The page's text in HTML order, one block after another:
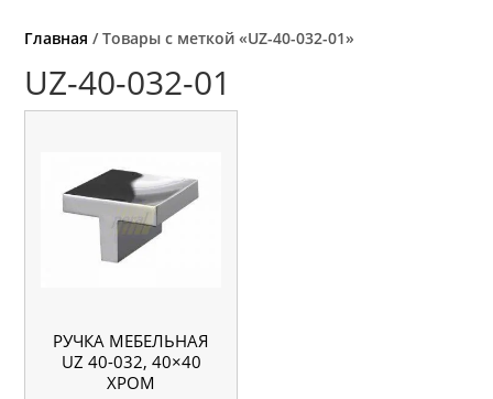
Главная / Товары с меткой «UZ-40-032-01»
UZ-40-032-01
РУЧКА МЕБЕЛЬНАЯ
UZ 40-032, 40×40
ХРОМ